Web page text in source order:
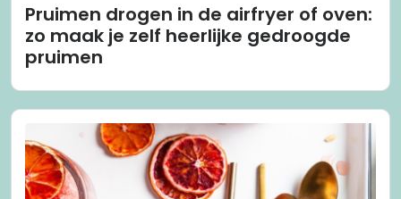
Pruimen drogen in de airfryer of oven:
zo maak je zelf heerlijke gedroogde
pruimen